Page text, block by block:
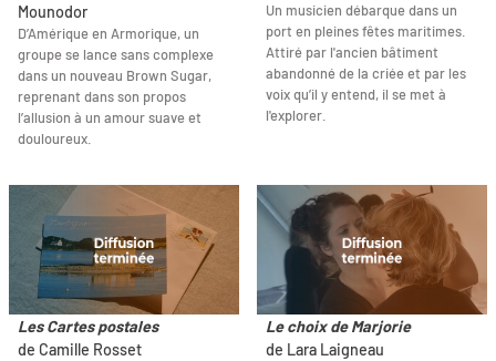
Mounodor
D’Amérique en Armorique, un
groupe se lance sans complexe
dans un nouveau Brown Sugar,
reprenant dans son propos
l’allusion à un amour suave et
douloureux.
Un musicien débarque dans un
port en pleines fêtes maritimes.
Attiré par l'ancien bâtiment
abandonné de la criée et par les
voix qu’il y entend, il se met à
l'explorer.
Les Cartes postales
de Camille Rosset
Le choix de Marjorie
de Lara Laigneau